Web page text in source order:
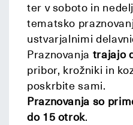
ter v soboto in
tematsko
ustvarjalnimi
Praznovanja trajajo
pribor, krožniki in
poskrbite sami.
Praznovanja so
do 15 otrok.